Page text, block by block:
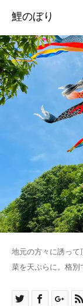
鯉のぼり
地元の方々に誘って
菜を天ぷらに。格別